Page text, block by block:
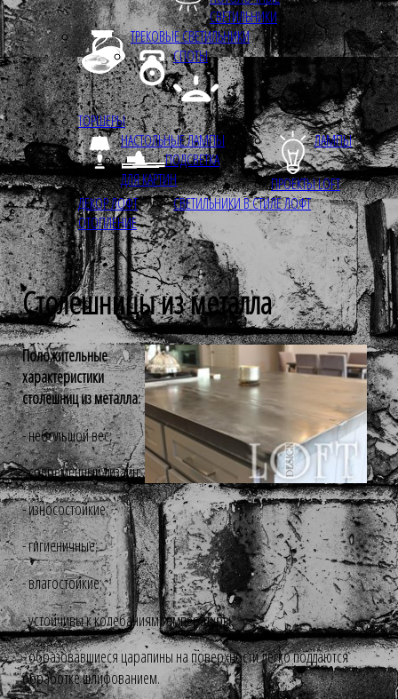
СВЕТИЛЬНИКИ
ТРЕКОВЫЕ СВЕТИЛЬНИКИ
СПОТЫ
ТОРШЕРЫ
НАСТОЛЬНЫЕ ЛАМПЫ
ПОДСВЕТКА
ДЛЯ КАРТИН
ЛАМПЫ
ПРОЕКТЫ LOFT
ДЕКОР ЛОФТ
СВЕТИЛЬНИКИ В СТИЛЕ ЛОФТ
ОТОПЛЕНИЕ
Cтолешницы из металла
Положительные
характеристики
столешниц из металла:
- небольшой вес;
- современный дизайн;
- износостойкие;
- гигиеничные;
- влагостойкие;
- устойчивы к колебаниям температуры.
- образовавшиеся царапины на поверхности легко поддаются
обработке шлифованием.